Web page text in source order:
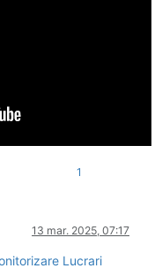
1
13 mar. 2025, 07:17
Lucrari